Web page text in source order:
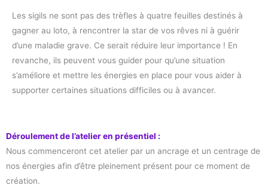
Les sigils ne sont pas des trèfles à quatre feuilles destinés à
gagner au loto, à rencontrer la star de vos rêves ni à guérir
d’une maladie grave. Ce serait réduire leur importance ! En
revanche, ils peuvent vous guider pour qu’une situation
s’améliore et mettre les énergies en place pour vous aider à
supporter certaines situations difficiles ou à avancer.
Déroulement de l’atelier en présentiel :
Nous commenceront cet atelier par un ancrage et un centrage de
nos énergies afin d’être pleinement présent pour ce moment de
création.